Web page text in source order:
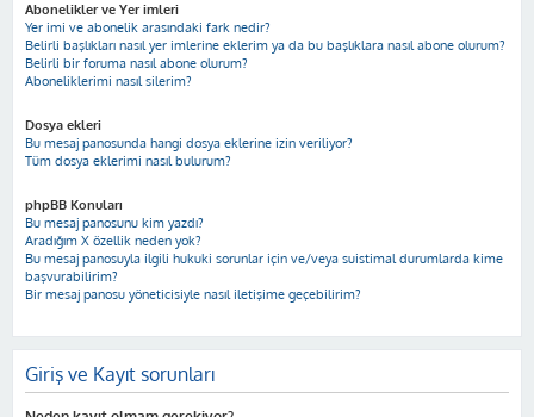
Abonelikler ve Yer imleri
Yer imi ve abonelik arasındaki fark nedir?
Belirli başlıkları nasıl yer imlerine eklerim ya da bu başlıklara nasıl abone olurum?
Belirli bir foruma nasıl abone olurum?
Aboneliklerimi nasıl silerim?
Dosya ekleri
Bu mesaj panosunda hangi dosya eklerine izin veriliyor?
Tüm dosya eklerimi nasıl bulurum?
phpBB Konuları
Bu mesaj panosunu kim yazdı?
Aradığım X özellik neden yok?
Bu mesaj panosuyla ilgili hukuki sorunlar için ve/veya suistimal durumlarda kime
başvurabilirim?
Bir mesaj panosu yöneticisiyle nasıl iletişime geçebilirim?
Giriş ve Kayıt sorunları